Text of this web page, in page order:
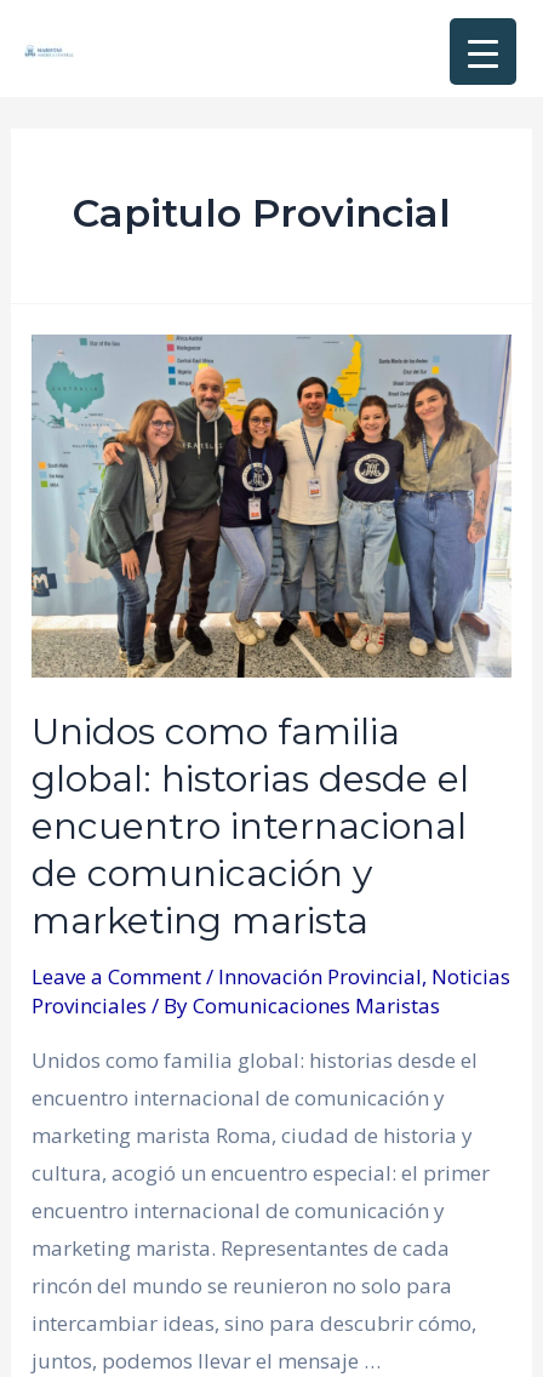
Capitulo Provincial
Unidos como familia
global: historias desde el
encuentro internacional
de comunicación y
marketing marista
Leave a Comment/ Innovación Provincial, Noticias
Provinciales / ByComunicaciones Maristas
Unidos como familia global: historias desde el
encuentro internacional de comunicación y
marketing marista Roma, ciudad de historia y
cultura, acogió un encuentro especial: el primer
encuentro internacional de comunicación y
marketing marista. Representantes de cada
rincón del mundo se reunieron no solo para
intercambiar ideas, sino para descubrir cómo,
juntos, podemos llevar el mensaje …